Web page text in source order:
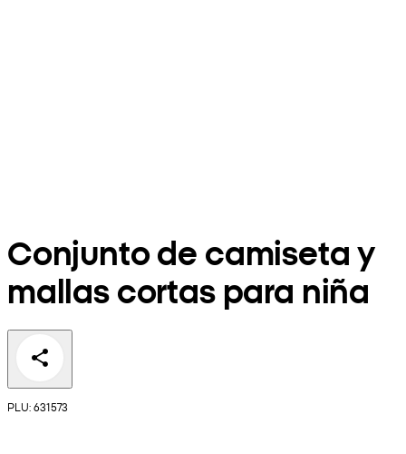
Conjunto de camiseta y
mallas cortas para niña
PLU: 631573